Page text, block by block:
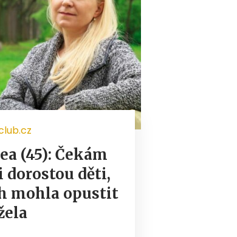
(45): Čekám
dorostou děti,
mohla opustit